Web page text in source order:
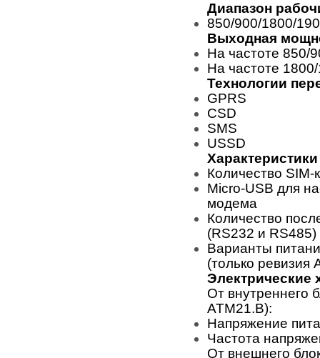
Диапазон
850/900/1800/
Выходная
На частоте 850/
На частоте
Технологии
GPRS
CSD
SMS
USSD
Количество
Micro-USB для
модема
Количество
(RS232 и RS485)
Варианты
(только ревизия
Электрические
От внутреннего
ATM21.B):
Напряжение
Частота
От внешнего